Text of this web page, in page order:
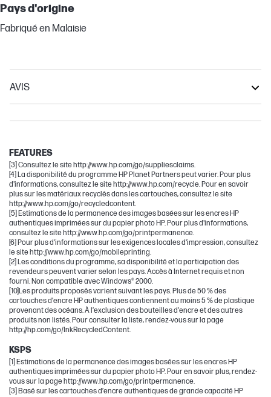
Pays d'origine
Fabriqué en Malaisie
AVIS
OfficeJet
Envy
FEATURES
[3] Consultez le site http://www.hp.com/go/suppliesclaims.
[4] La disponibilité du programme HP Planet Partners peut varier. Pour plus
d'informations, consultez le site http://www.hp.com/recycle. Pour en savoir
plus sur les matériaux recyclés dans les cartouches, consultez le site
http://www.hp.com/go/recycledcontent.
[5] Estimations de la permanence des images basées sur les encres HP
authentiques imprimées sur du papier photo HP. Pour plus d'informations,
consultez le site http://www.hp.com/go/printpermanence.
[6] Pour plus d'informations sur les exigences locales d'impression, consultez
le site http://www.hp.com/go/mobileprinting.
[2] Les conditions du programme, sa disponibilité et la participation des
revendeurs peuvent varier selon les pays. Accès à Internet requis et non
fourni. Non compatible avec Windows® 2000.
[10]Les produits proposés varient suivant les pays. Plus de 50 % des
cartouches d’encre HP authentiques contiennent au moins 5 % de plastique
provenant des océans. À l’exclusion des bouteilles d’encre et des autres
produits non listés. Pour consulter la liste, rendez-vous sur la page
http://hp.com/go/InkRecycledContent.
KSPS
[1] Estimations de la permanence des images basées sur les encres HP
authentiques imprimées sur du papier photo HP. Pour en savoir plus, rendez-
vous sur la page http://www.hp.com/go/printpermanence.
[3] Basé sur les cartouches d’encre authentiques de grande capacité HP